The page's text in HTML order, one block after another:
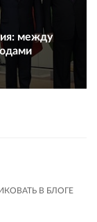
между
В БЛОГЕ